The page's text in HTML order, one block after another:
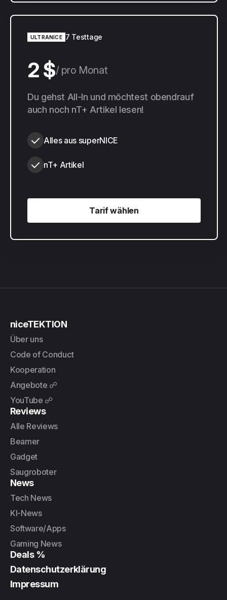
ULTRANICE 7 Testtage
2 $ pro Monat
20 $ pro Jahr
Du gehst All-In und möchtest obendrauf
auch noch nT+ Artikel lesen!
Alles aus superNICE
nT+ Artikel
Tarif wählen
Tarif wählen
niceTEKTION
Über uns
Code of Conduct
Kooperation
Angebote ☍
YouTube ☍
Reviews
Alle Reviews
Beamer
Gadget
Saugroboter
News
Tech News
KI-News
Software/Apps
Gaming News
Deals %
Datenschutzerklärung
Impressum